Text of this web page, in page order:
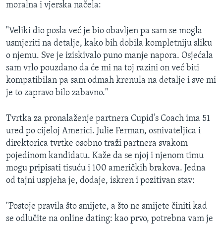
moralna i vjerska načela:
"Veliki dio posla već je bio obavljen pa sam se mogla
usmjeriti na detalje, kako bih dobila kompletniju sliku
o njemu. Sve je iziskivalo puno manje napora. Osjećala
sam vrlo pouzdano da će mi na toj razini on već biti
kompatibilan pa sam odmah krenula na detalje i sve mi
je to zapravo bilo zabavno."
Tvrtka za pronalaženje partnera Cupid’s Coach ima 51
ured po cijeloj Americi. Julie Ferman, osnivateljica i
direktorica tvrtke osobno traži partnera svakom
pojedinom kandidatu. Kaže da se njoj i njenom timu
mogu pripisati tisuću i 100 američkih brakova. Jedna
od tajni uspjeha je, dodaje, iskren i pozitivan stav:
"Postoje pravila što smijete, a što ne smijete činiti kad
se odlučite na online dating: kao prvo, potrebna vam je